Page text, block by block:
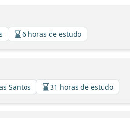
6 horas de estudo
Santos 31 horas de estudo